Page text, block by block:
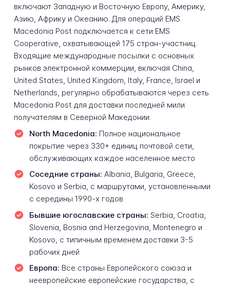
включают Западную и Восточную Европу, Америку,
Азию, Африку и Океанию. Для операций EMS
Macedonia Post подключается к сети EMS
Cooperative, охватывающей 175 стран-участниц.
Входящие международные посылки с основных
рынков электронной коммерции, включая China,
United States, United Kingdom, Italy, France, Israel и
Netherlands, регулярно обрабатываются через сеть
Macedonia Post для доставки последней мили
получателям в Северной Македонии.
North Macedonia: Полное национальное
покрытие через 330+ единиц почтовой сети,
обслуживающих каждое населенное место
Соседние страны: Albania, Bulgaria, Greece,
Kosovo и Serbia, с маршрутами, установленными
с середины 1990-х годов
Бывшие югославские страны: Serbia, Croatia,
Slovenia, Bosnia and Herzegovina, Montenegro и
Kosovo, с типичным временем доставки 3-5
рабочих дней
Европа: Все страны Европейского союза и
неевропейские европейские государства, с